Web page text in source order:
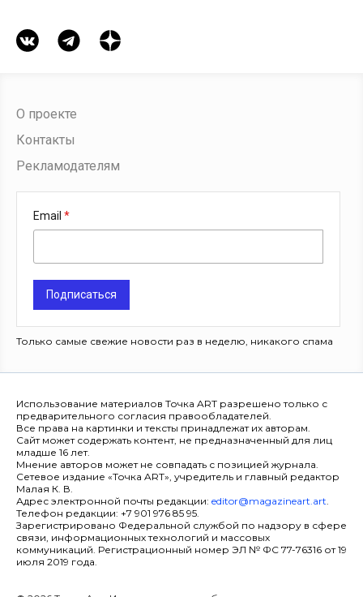
О проекте
Контакты
Рекламодателям
Email
Подписаться
Только самые свежие новости раз в неделю, никакого спама
Использование материалов Точка ART разрешено только с
предварительного согласия правообладателей.
Все права на картинки и тексты принадлежат их авторам.
Сайт может содержать контент, не предназначенный для лиц
младше 16 лет.
Мнение авторов может не совпадать с позицией журнала.
Сетевое издание «Точка ART», учредитель и главный редактор
Малая К. В.
Адрес электронной почты редакции: editor@magazineart.art.
Телефон редакции: +7 901 976 85 95.
Зарегистрировано Федеральной службой по надзору в сфере
связи, информационных технологий и массовых
коммуникаций. Регистрационный номер ЭЛ № ФС 77-76316 от 19
июля 2019 года.